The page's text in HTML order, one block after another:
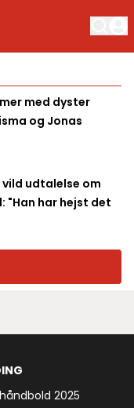
med dyster
og Jonas
udtalelse om
"Han har hejst det
2025